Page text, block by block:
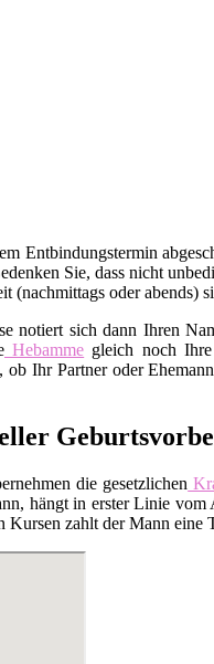
Entbindungstermin
Sie, dass nicht
oder abends)
notiert sich dann Ihren
Hebamme gleich noch
Ihr Partner oder
die gesetzlichen
hängt in erster Linie
zahlt der Mann